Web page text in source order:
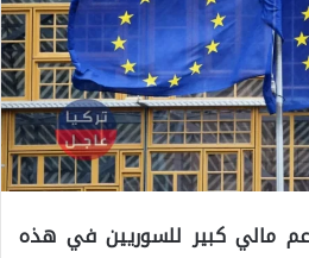
دعم مالي كبير للسوريين في هذه